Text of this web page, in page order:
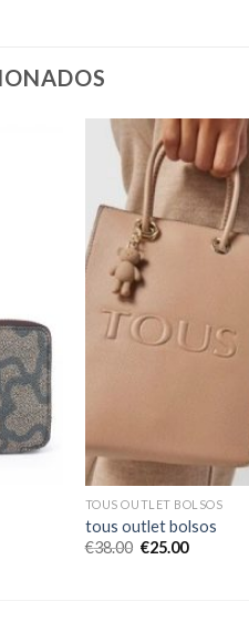
TOUS OUTLET BOLSOS
tous outlet bolsos
€38.00 €25.00